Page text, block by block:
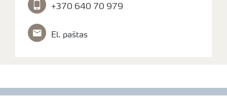
+370 640 70 979
El. paštas